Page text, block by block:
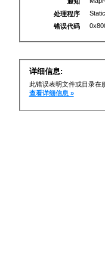
处理程序
错误代码
详细信息:
此错误表明文件或目录在
查看详细信息 »